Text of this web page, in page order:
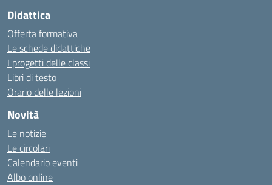
Didattica
Offerta formativa
Le schede didattiche
I progetti delle classi
Libri di testo
Orario delle lezioni
Novità
Le notizie
Le circolari
Calendario eventi
Albo online